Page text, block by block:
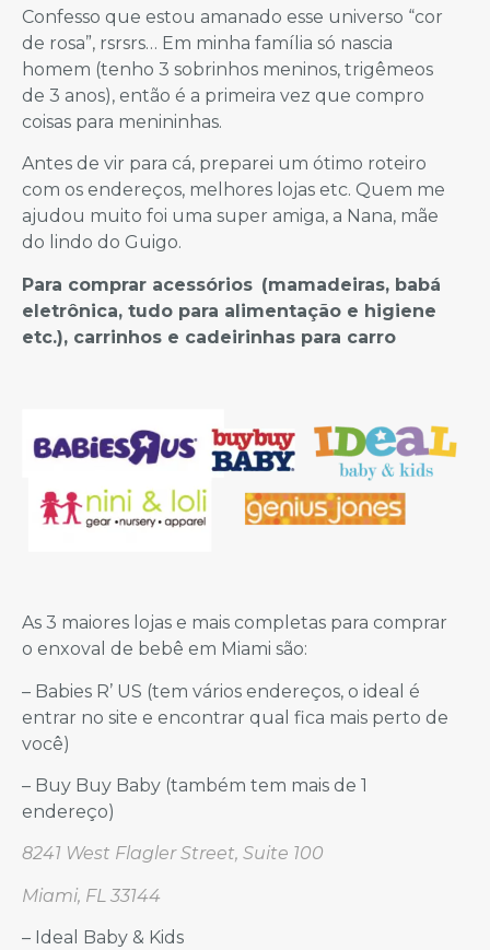
Confesso que estou amanado esse universo “cor
de rosa”, rsrsrs… Em minha família só nascia
homem (tenho 3 sobrinhos meninos, trigêmeos
de 3 anos), então é a primeira vez que compro
coisas para menininhas.
Antes de vir para cá, preparei um ótimo roteiro
com os endereços, melhores lojas etc. Quem me
ajudou muito foi uma super amiga, a Nana, mãe
do lindo do Guigo.
Para comprar acessórios (mamadeiras, babá
eletrônica, tudo para alimentação e higiene
etc.), carrinhos e cadeirinhas para carro
As 3 maiores lojas e mais completas para comprar
o enxoval de bebê em Miami são:
– Babies R’ US (tem vários endereços, o ideal é
entrar no site e encontrar qual fica mais perto de
você)
– Buy Buy Baby (também tem mais de 1
endereço)
8241 West Flagler Street, Suite 100
Miami, FL 33144
– Ideal Baby & Kids